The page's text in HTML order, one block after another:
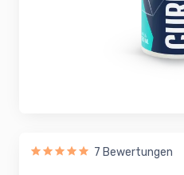
7 Bewertungen